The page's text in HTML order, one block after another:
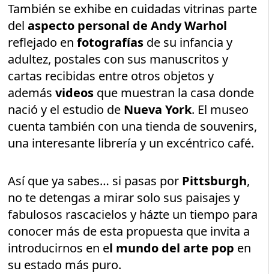
También se exhibe en cuidadas vitrinas parte
delaspecto personal de Andy Warhol
reflejado en fotografías de su infancia y
adultez, postales con sus manuscritos y
cartas recibidas entre otros objetos y
ademásvideos que muestran la casa donde
nació y el estudio de Nueva York. El museo
cuenta también con una tienda de souvenirs,
una interesante librería y un excéntrico café.
Así que ya sabes… si pasas por Pittsburgh,
no te detengas a mirar solo sus paisajes y
fabulosos rascacielos y házte un tiempo para
conocer más de esta propuesta que invita a
introducirnos en el mundo del arte pop en
su estado más puro.